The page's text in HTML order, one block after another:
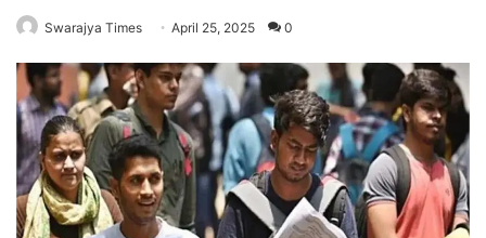
Swarajya Times April 25, 2025 0